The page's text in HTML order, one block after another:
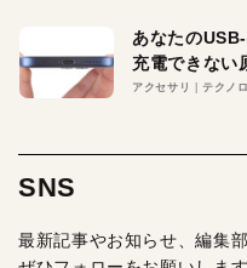
あなたの
充電できない
アクセサリ テクノ
SNS
最新記事やお知らせ、編集